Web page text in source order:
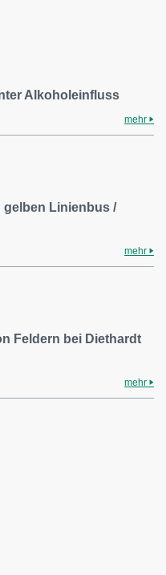
Alkoholeinfluss
mehr
gelben Linienbus /
mehr
Feldern bei Diethardt
mehr